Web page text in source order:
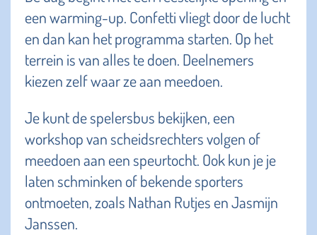
een warming-up. Confetti vliegt door de lucht
en dan kan het programma starten. Op het
terrein is van alles te doen. Deelnemers
kiezen zelf waar ze aan meedoen.
Je kunt de spelersbus bekijken, een
workshop van scheidsrechters volgen of
meedoen aan een speurtocht. Ook kun je je
laten schminken of bekende sporters
ontmoeten, zoals Nathan Rutjes en Jasmijn
Janssen.